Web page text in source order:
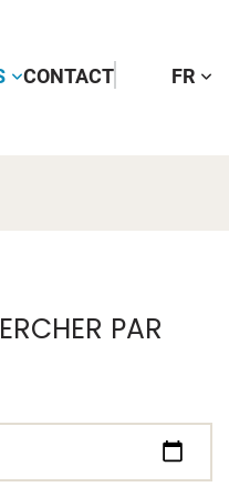
CONTACT FR
PAR